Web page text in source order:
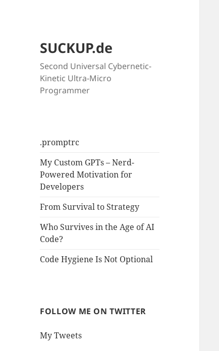
SUCKUP.de
Second Universal Cybernetic-
Kinetic Ultra-Micro
Programmer
.promptrc
My Custom GPTs – Nerd-
Powered Motivation for
Developers
From Survival to Strategy
Who Survives in the Age of AI
Code?
Code Hygiene Is Not Optional
FOLLOW ME ON TWITTER
My Tweets